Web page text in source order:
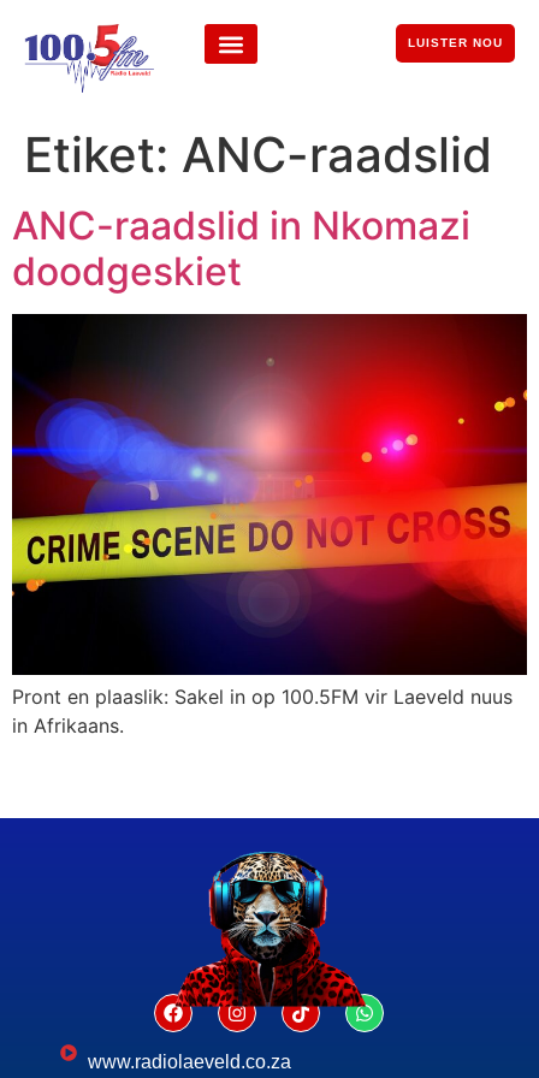
LUISTER NOU
Etiket: ANC-raadslid
ANC-raadslid in Nkomazi
doodgeskiet
Pront en plaaslik: Sakel in op 100.5FM vir Laeveld nuus
in Afrikaans.
www.radiolaeveld.co.za